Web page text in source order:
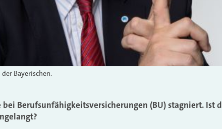
Bayerischen.
bei Berufsunfähigkeitsversicherungen (BU) stagniert. Ist